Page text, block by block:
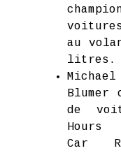
au
litres.
Blumer
de
Hours
Car